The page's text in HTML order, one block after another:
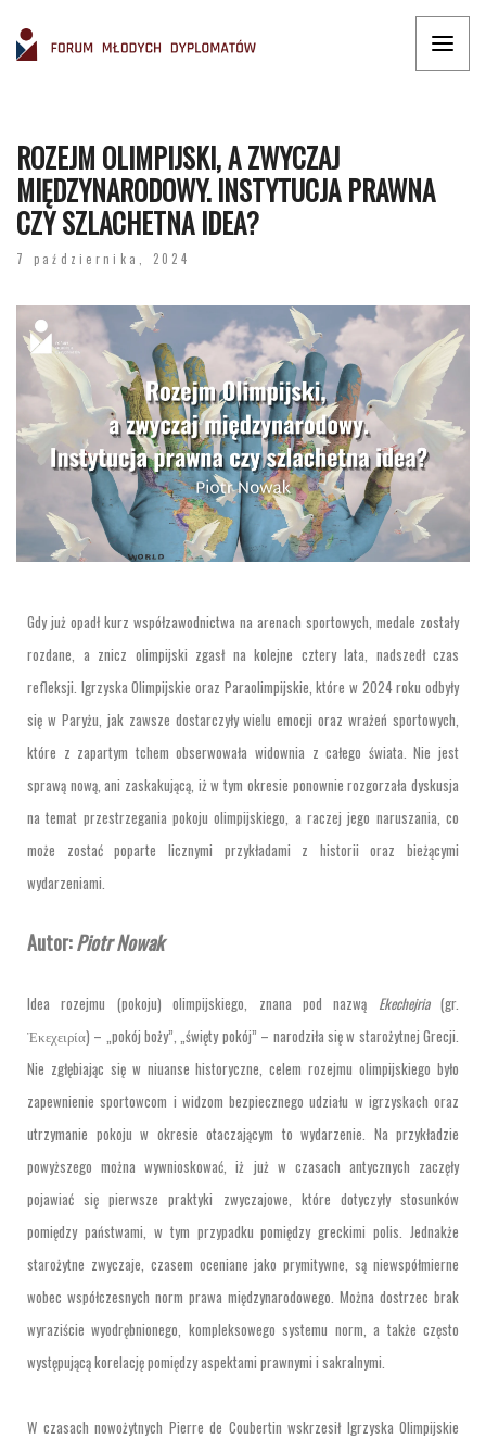
ROZEJM OLIMPIJSKI, A ZWYCZAJ
MIĘDZYNARODOWY. INSTYTUCJA PRAWNA
CZY SZLACHETNA IDEA?
7 października, 2024
Gdy już opadł kurz współzawodnictwa na arenach sportowych, medale zostały
rozdane, a znicz olimpijski zgasł na kolejne cztery lata, nadszedł czas
refleksji. Igrzyska Olimpijskie oraz Paraolimpijskie, które w 2024 roku odbyły
się w Paryżu, jak zawsze dostarczyły wielu emocji oraz wrażeń sportowych,
które z zapartym tchem obserwowała widownia z całego świata. Nie jest
sprawą nową, ani zaskakującą, iż w tym okresie ponownie rozgorzała dyskusja
na temat przestrzegania pokoju olimpijskiego, a raczej jego naruszania, co
może zostać poparte licznymi przykładami z historii oraz bieżącymi
wydarzeniami.
Autor:Piotr Nowak
Idea rozejmu (pokoju) olimpijskiego, znana pod nazwą Ekechejria(gr.
Ἐκεχειρία) – „pokój boży”, „święty pokój” – narodziła się w starożytnej Grecji.
Nie zgłębiając się w niuanse historyczne, celem rozejmu olimpijskiego było
zapewnienie sportowcom i widzom bezpiecznego udziału w igrzyskach oraz
utrzymanie pokoju w okresie otaczającym to wydarzenie. Na przykładzie
powyższego można wywnioskować, iż już w czasach antycznych zaczęły
pojawiać się pierwsze praktyki zwyczajowe, które dotyczyły stosunków
pomiędzy państwami, w tym przypadku pomiędzy greckimi polis. Jednakże
starożytne zwyczaje, czasem oceniane jako prymitywne, są niewspółmierne
wobec współczesnych norm prawa międzynarodowego. Można dostrzec brak
wyraziście wyodrębnionego, kompleksowego systemu norm, a także często
występującą korelację pomiędzy aspektami prawnymi i sakralnymi.
W czasach nowożytnych Pierre de Coubertin wskrzesił Igrzyska Olimpijskie